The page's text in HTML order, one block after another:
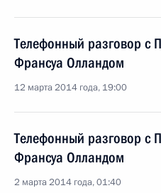
Телефонный разговор с
Франсуа Олландом
12 марта 2014 года, 19:00
Телефонный разговор с
Франсуа Олландом
2 марта 2014 года, 01:40